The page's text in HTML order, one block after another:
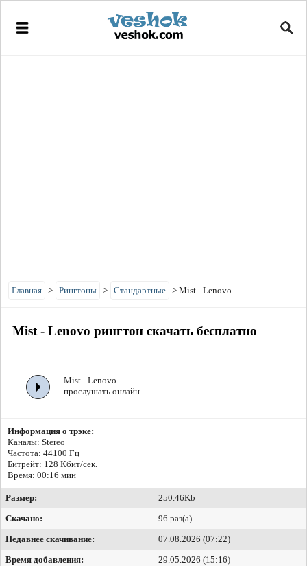
Главная > Рингтоны > Стандартные > Mist - Lenovo
Mist - Lenovo рингтон скачать бесплатно
Mist - Lenovo
прослушать онлайн
Информация о трэке:
Каналы: Stereo
Частота: 44100 Гц
Битрейт: 128 Кбит/сек.
Время: 00:16 мин
Размер:
250.46Kb
Скачано:
96 раз(а)
Недавнее скачивание:
07.08.2026 (07:22)
Время добавления:
29.05.2026 (15:16)